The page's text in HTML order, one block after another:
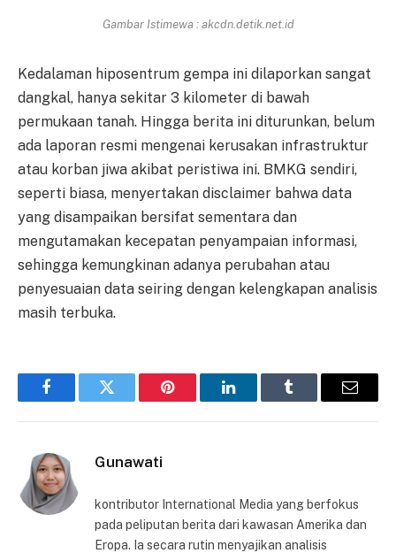
Gambar Istimewa : akcdn.detik.net.id
Kedalaman hiposentrum gempa ini dilaporkan sangat
dangkal, hanya sekitar 3 kilometer di bawah
permukaan tanah. Hingga berita ini diturunkan, belum
ada laporan resmi mengenai kerusakan infrastruktur
atau korban jiwa akibat peristiwa ini. BMKG sendiri,
seperti biasa, menyertakan disclaimer bahwa data
yang disampaikan bersifat sementara dan
mengutamakan kecepatan penyampaian informasi,
sehingga kemungkinan adanya perubahan atau
penyesuaian data seiring dengan kelengkapan analisis
masih terbuka.
FacebookTwitter Pinterest LinkedInTumblr Email
Gunawati
kontributor International Media yang berfokus
pada peliputan berita dari kawasan Amerika dan
Eropa. Ia secara rutin menyajikan analisis